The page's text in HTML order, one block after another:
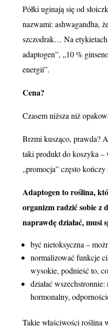
Półki uginają się od
nazwami: ashwagandha,
szczodrak… Na etykietach
adaptogen”, „10 %
energii”.
Cena?
Czasem niższa niż
Brzmi kusząco, prawda?
taki produkt do koszyka –
„promocja” często
Adaptogen to roślina,
organizm radzić sobie z
naprawdę działać, musi
być nietoksyczna –
normalizować funkcje
wysokie, podnieść to,
działać
hormonalny,
Takie właściwości roślina